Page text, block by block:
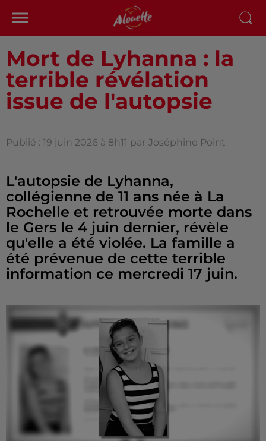
Mort de Lyhanna : la
terrible révélation
issue de l'autopsie
Publié : 19 juin 2026 à 8h11 par Joséphine Point
L'autopsie de Lyhanna,
collégienne de 11 ans née à La
Rochelle et retrouvée morte dans
le Gers le 4 juin dernier, révèle
qu'elle a été violée. La famille a
été prévenue de cette terrible
information ce mercredi 17 juin.